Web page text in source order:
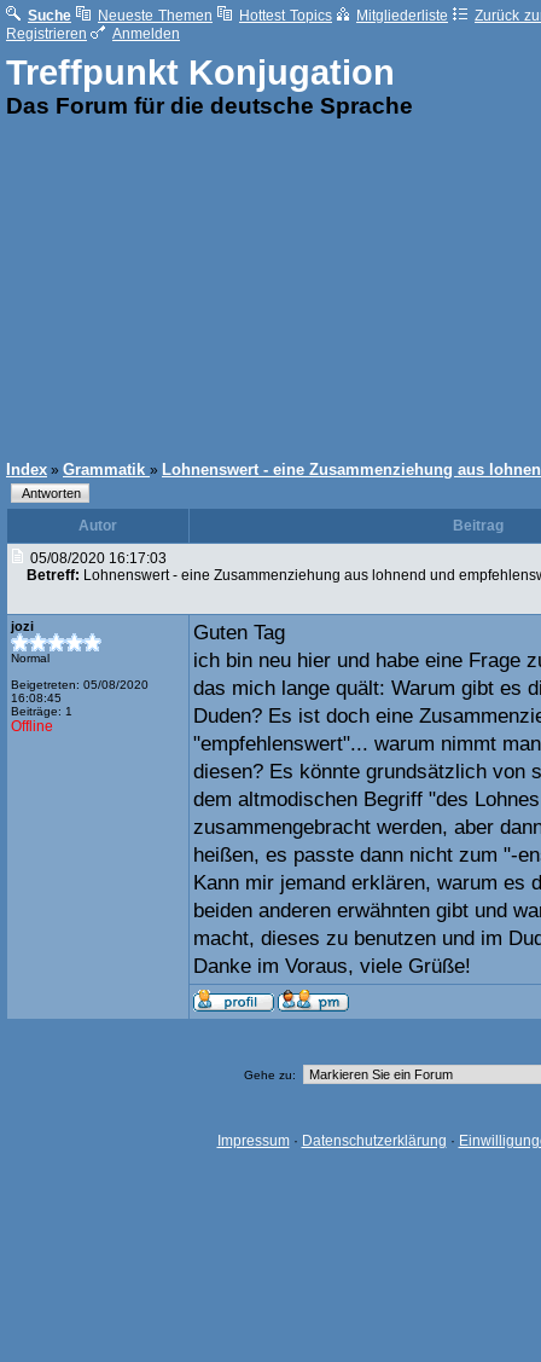
Suche Neueste Themen Hottest Topics Mitgliederliste
Zurück
Registrieren
Anmelden
Treffpunkt Konjugation
Das Forum für die deutsche Sprache
Index » Grammatik » Lohnenswert - eine Zusammenziehung aus
Autor
Beitrag
05/08/2020 16:17:03
Betreff: Lohnenswert - eine Zusammenziehung aus lohnend und
jozi
Normal
Beigetreten: 05/08/2020
16:08:45
Beiträge: 1
Offline
Guten Tag
ich bin neu hier und habe eine Frage
das mich lange quält: Warum gibt es
Duden? Es ist doch eine
"empfehlenswert"... warum nimmt
diesen? Es könnte grundsätzlich von
dem altmodischen Begriff "des
zusammengebracht werden, aber
heißen, es passte dann nicht zum "-
Kann mir jemand erklären, warum es
beiden anderen erwähnten gibt und
macht, dieses zu benutzen und im
Danke im Voraus, viele Grüße!
Gehe zu:
Impressum· Datenschutzerklärung ·